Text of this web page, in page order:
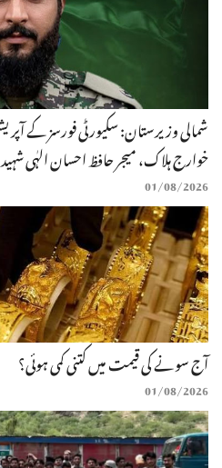
خوارج ہلاک، میجر حافظ احسان الہٰی شہید
01/08/2026
آج سونے کی قیمت میں کتنی کمی ہوئی؟
01/08/2026